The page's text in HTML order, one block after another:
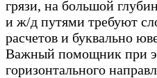
грязи, на большой
и ж/д путями требуют
расчетов и буквально
Важный помощник при
горизонтального